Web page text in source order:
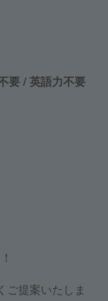
要 / 英語力不要
ご提案いたしま